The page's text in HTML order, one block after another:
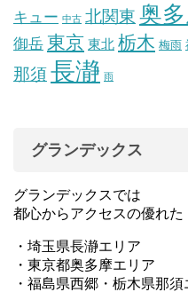
キュー 中古 北関東 奥
御岳 東京 東北 栃木 梅雨
那須長瀞 雨
グランデックス
グランデックスでは
都心からアクセスの優れた
・埼玉県長瀞エリア
・東京都奥多摩エリア
・福島県西郷・栃木県那須